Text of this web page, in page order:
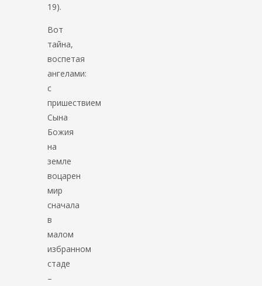
19).
Вот
тайна,
воспетая
ангелами:
с
пришествием
Сына
Божия
на
земле
воцарен
мир
сначала
в
малом
избранном
стаде
–